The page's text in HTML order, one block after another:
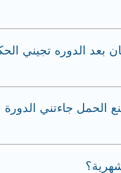
بعد الدوره تجيني
حبوب منع الحمل